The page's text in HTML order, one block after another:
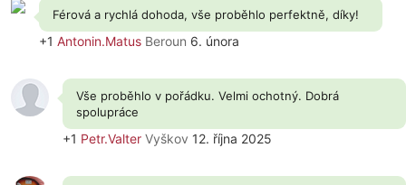
Férová a rychlá dohoda, vše proběhlo perfektně, díky!
+1 Antonin.Matus Beroun 6. února
Vše proběhlo v pořádku. Velmi ochotný. Dobrá
spolupráce
+1 Petr.Valter Vyškov 12. října 2025